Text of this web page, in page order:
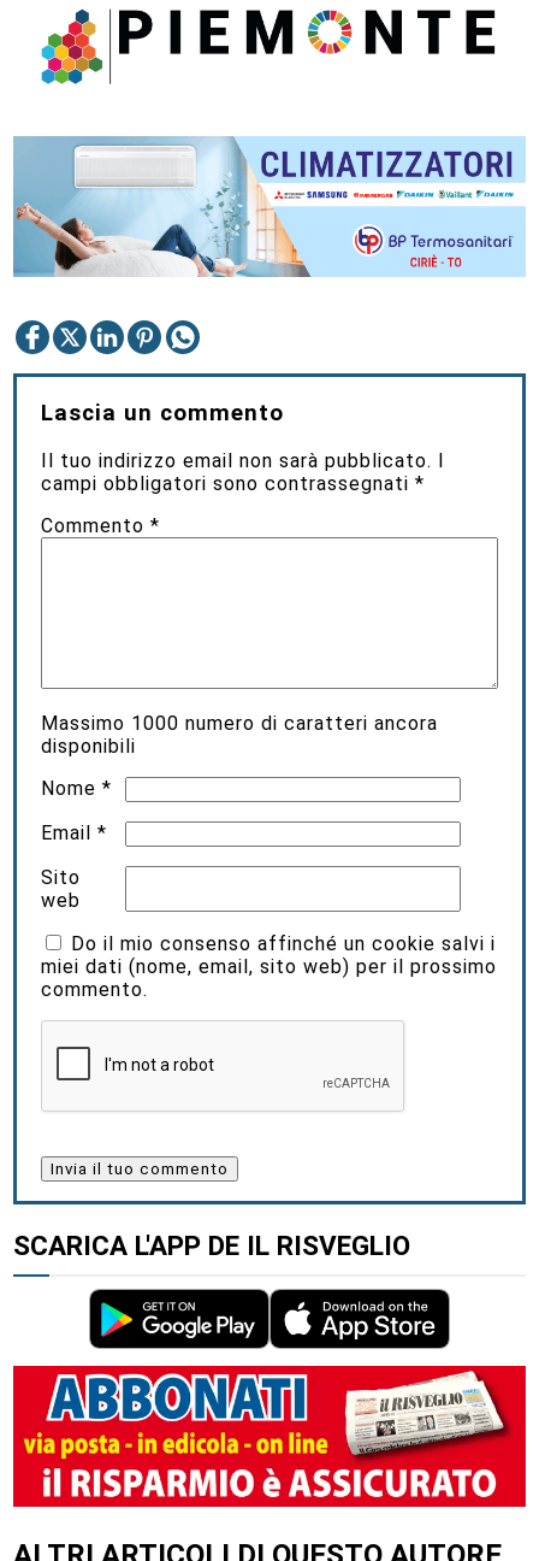
Lascia un commento
Il tuo indirizzo email non sarà pubblicato. I
campi obbligatori sono contrassegnati*
Commento*
Massimo 1000 numero di caratteri ancora
disponibili
Nome*
Email*
Sito
web
Do il mio consenso affinché un cookie salvi i
miei dati (nome, email, sito web) per il prossimo
commento.
SCARICA L'APP DE IL RISVEGLIO